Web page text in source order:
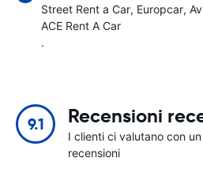
Street Rent a Car Europcar
ACE Rent A Car
.
9.1 Recensioni
I clienti ci valutano con
recensioni